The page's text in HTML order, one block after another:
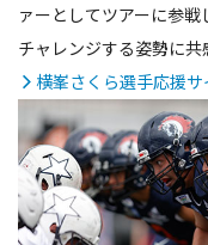
ァーとしてツアーに参
チャレンジする姿勢に共
横峯さくら選手応援サ